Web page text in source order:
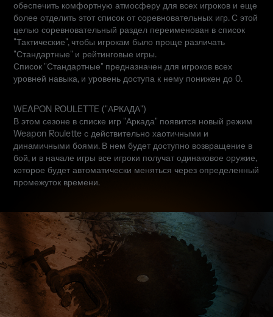
обеспечить комфортную атмосферу для всех игроков и еще
более отделить этот список от соревновательных игр. С этой
целью соревновательный раздел переименован в список
"Тактические", чтобы игрокам было проще различать
"Стандартные" и рейтинговые игры.
Список "Стандартные" предназначен для игроков всех
уровней навыка, и уровень доступа к нему понижен до 0.
WEAPON ROULETTE ("АРКАДА")
В этом сезоне в списке игр "Аркада" появится новый режим
Weapon Roulette с действительно хаотичными и
динамичными боями. В нем будет доступно возвращение в
бой, и в начале игры все игроки получат одинаковое оружие,
которое будет автоматически меняться через определенный
промежуток времени.